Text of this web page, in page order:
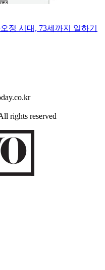
정 시대, 73세까지 일하기
rights reserved